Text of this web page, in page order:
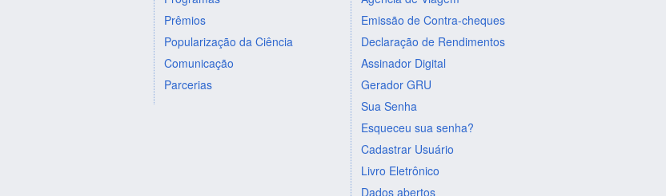
Prêmios
Popularização da Ciência
Comunicação
Parcerias
Emissão de Contra-cheques
Declaração de Rendimentos
Assinador Digital
Gerador GRU
Sua Senha
Esqueceu sua senha?
Cadastrar Usuário
Livro Eletrônico
Dados abertos